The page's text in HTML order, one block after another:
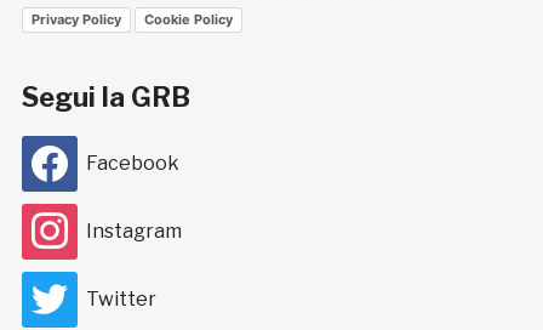
Privacy Policy Cookie Policy
Segui la GRB
Facebook
Instagram
Twitter